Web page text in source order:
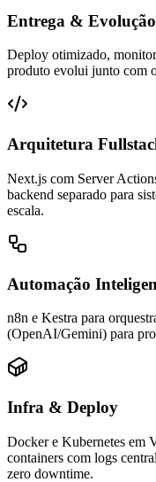
Entrega & Evolução
Deploy otimizado,
produto evolui junto com
Arquitetura
Next.js com Server
backend separado para
escala.
Automação
n8n e Kestra para
(OpenAI/Gemini) para
Infra & Deploy
Docker e Kubernetes em
containers com logs
zero downtime.